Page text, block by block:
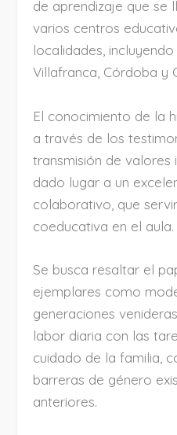
de aprendizaje que se
varios centros
localidades,
Villafranca, Córdoba y
El conocimiento de la
a través de los
transmisión de valores
dado lugar a un
colaborativo, que
coeducativa en el aula.
Se busca resaltar el
ejemplares como
generaciones
labor diaria con las
cuidado de la familia,
barreras de género
anteriores.